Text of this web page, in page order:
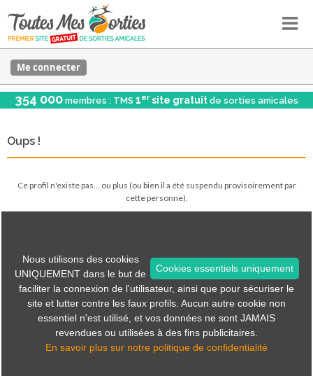
Me connecter
354 000 membres : TMS 1er site gratuit de sorties amicales
Oups !
Ce profil n'existe pas... ou plus (ou bien il a été suspendu provisoirement par
cette personne).
Tous les menus sont accessibles via les icônes en haut.
Cookies essentiels uniquement
Nous utilisons des cookies
UNIQUEMENT dans le but de
faciliter la connexion de l'utilisateur, ainsi que pour sécuriser le
site et lutter contre les faux profils. Aucun autre cookie non
essentiel n'est utilisé, et vos données ne sont JAMAIS
revendues ou utilisées à des fins publicitaires.
En savoir plus sur notre politique de confidentialité